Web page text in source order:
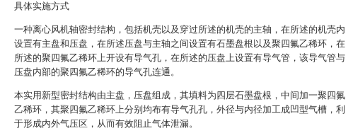
具体实施方式
一种离心风机轴密封结构，包括机壳以及穿过所述的机壳的主轴，在所述的机壳内
设置有主盘和压盘，在所述压盘与主轴之间设置有石墨盘根以及聚四氟乙稀环，在
所述的聚四氟乙稀环上开设有导气孔，在所述的压盘上设置有导气管，该导气管与
压盘内部的聚四氟乙稀环的导气孔连通。
本实用新型密封结构由主盘，压盘组成，其填料为四层石墨盘根，中间加一聚四氟
乙稀环，其聚四氟乙稀环上分别均布有导气孔孔，外径与内径加工成凹型气槽，利
于形成内外气压区，从而有效阻止气体泄漏。